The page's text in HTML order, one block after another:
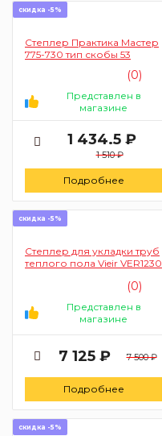
скидка -5%
Степлер Практика Мастер
775-730 тип скобы 53
(0)
Представлен в
магазине
1 434.5 ₽
1 510 ₽
Подробнее
скидка -5%
Степлер для укладки труб
теплого пола Vieir VER1230
(0)
Представлен в
магазине
7 125 ₽ 7 500 ₽
Подробнее
скидка -5%